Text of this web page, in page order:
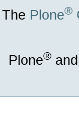
The Plone®
Plone®